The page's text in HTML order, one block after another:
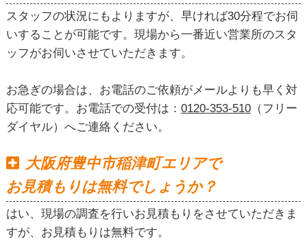
スタッフの状況にもよりますが、早ければ30分程でお伺
いすることが可能です。現場から一番近い営業所のスタ
ッフがお伺いさせていただきます。
お急ぎの場合は、お電話のご依頼がメールよりも早く対
応可能です。お電話での受付は： 0120-353-510（フリー
ダイヤル）へご連絡ください。
大阪府豊中市稲津町エリアで
お見積もりは無料でしょうか？
はい、現場の調査を行いお見積もりをさせていただきま
すが、お見積もりは無料です。